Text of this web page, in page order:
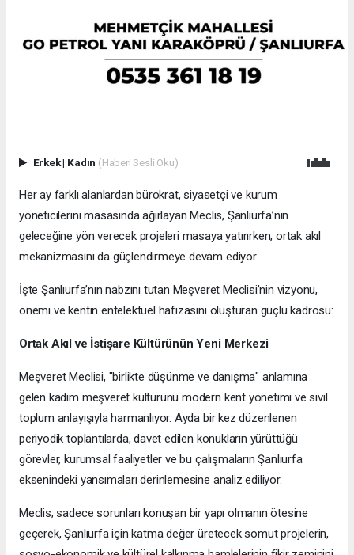
Erkek| Kadın (Haberi Sesli Oku)
Her ay farklı alanlardan bürokrat, siyasetçi ve kurum
yöneticilerini masasında ağırlayan Meclis, Şanlıurfa’nın
geleceğine yön verecek projeleri masaya yatırırken, ortak akıl
mekanizmasını da güçlendirmeye devam ediyor.
İşte Şanlıurfa’nın nabzını tutan Meşveret Meclisi’nin vizyonu,
önemi ve kentin entelektüel hafızasını oluşturan güçlü kadrosu:
Ortak Akıl ve İstişare Kültürünün Yeni Merkezi
Meşveret Meclisi, "birlikte düşünme ve danışma" anlamına
gelen kadim meşveret kültürünü modern kent yönetimi ve sivil
toplum anlayışıyla harmanlıyor. Ayda bir kez düzenlenen
periyodik toplantılarda, davet edilen konukların yürüttüğü
görevler, kurumsal faaliyetler ve bu çalışmaların Şanlıurfa
eksenindeki yansımaları derinlemesine analiz ediliyor.
Meclis; sadece sorunları konuşan bir yapı olmanın ötesine
geçerek, Şanlıurfa için katma değer üretecek somut projelerin,